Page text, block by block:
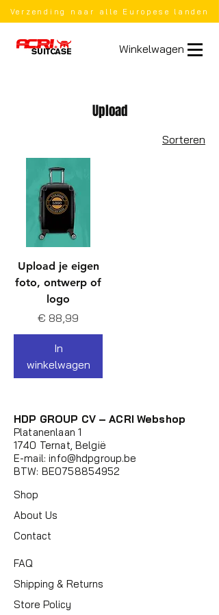
Verzending naar alle Europese landen
Winkelwagen
Upload
Sorteren
Upload je eigen
foto, ontwerp of
logo
Prijs
€ 88,99
In
winkelwagen
HDP GROUP CV – ACRI Webshop
Platanenlaan 1
1740 Ternat, België
E-mail:info@hdpgroup.be
BTW: BE0758854952
Shop
About Us
Contact
FAQ
Shipping & Returns
Store Policy